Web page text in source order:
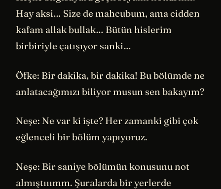
Hay aksi… Size de mahcubum, ama cidden
kafam allak bullak… Bütün hislerim
birbiriyle çatışıyor sanki…
Öfke: Bir dakika, bir dakika! Bu bölümde ne
anlatacağımızı biliyor musun sen bakayım?
Neşe: Ne var ki işte? Her zamanki gibi çok
eğlenceli bir bölüm yapıyoruz.
Neşe: Bir saniye bölümün konusunu not
almıştııımm. Şuralarda bir yerlerde